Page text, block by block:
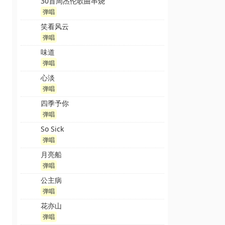
弹唱
笑看风云
弹唱
味道
弹唱
心淡
弹唱
四季予你
弹唱
So Sick​
弹唱
月亮船
弹唱
公主病
弹唱
花亦山
弹唱